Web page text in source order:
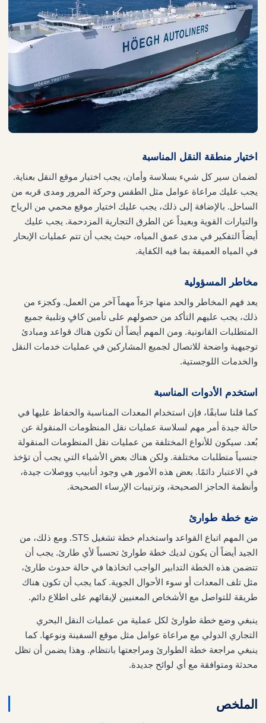
اختيار منطقة النقل المناسبة
لضمان سير كل شيء بسلاسة وأمان، يجب اختيار موقع النقل بعناية.
يجب عليك مراعاة عوامل مثل الطقس وحركة المرور ومدى قربه من
الساحل. بالإضافة إلى ذلك، يجب عليك اختيار موقع محمي من الرياح
والتيارات القوية وبعيداً عن الطرق التجارية المزدحمة. يجب عليك
أيضاً التفكير في مدى عمق المياه، حيث يجب أن تتم عمليات الإبحار
في المياه العميقة بما فيه الكفاية.
مخاطر المسؤولية
يعد فهم المخاطر والحد منها جزءاً مهماً آخر من العمل. وكجزء من
ذلك، يجب عليهم التأكد من حصولهم على تأمين كافٍ وتلبية جميع
المتطلبات القانونية. ومن المهم أيضاً أن تكون هناك قواعد ومبادئ
توجيهية واضحة للاتصال لجميع المشاركين في عمليات خدمات النقل
والخدمات اللوجستية.
استخدم الأدوات المناسبة
كما قلنا سابقًا، فإن استخدام المعدات المناسبة والحفاظ عليها في
حالة جيدة أمر مهم لسلاسة عمليات نقل المنظومات المنقولة عن
بُعد. سيكون للأنواع المختلفة من عمليات نقل المنظومات المنقولة
جنسياً متطلبات مختلفة. ولكن هناك بعض الأشياء التي يجب أن تؤخذ
في الاعتبار دائمًا. بعض هذه الأمور هي وجود أنابيب ووصلات جيدة،
وأنظمة الحاجز الصحيحة، وترتيبات الإرساء الصحيحة.
ضع خطة طوارئ
من المهم اتباع القواعد واستخدام خطة تشغيل STS. ومع ذلك، من
الجيد أيضاً أن يكون لديك خطة طوارئ تحسباً لأي طارئ. يجب أن
تتضمن هذه الخطة التدابير الواجب اتخاذها في حالة حدوث طارئ،
مثل تلف المعدات أو سوء الأحوال الجوية. كما يجب أن تكون هناك
طريقة للتواصل مع الأشخاص المعنيين لإبقائهم على اطلاع دائم.
ينبغي وضع خطة طوارئ لكل عملية من عمليات النقل البحري
التجاري الدولي مع مراعاة عوامل مثل موقع السفينة ونوعها. كما
ينبغي مراجعة خطة الطوارئ ومراجعتها بانتظام. وهذا يضمن أن تظل
محدثة ومتوافقة مع أي لوائح جديدة.
الملخص